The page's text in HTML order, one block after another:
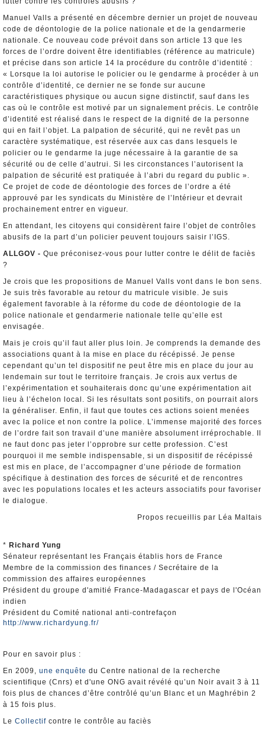
Manuel Valls a présenté en décembre dernier un projet de nouveau
code de déontologie de la police nationale et de la gendarmerie
nationale. Ce nouveau code prévoit dans son article 13 que les
forces de l’ordre doivent être identifiables (référence au matricule)
et précise dans son article 14 la procédure du contrôle d’identité :
« Lorsque la loi autorise le policier ou le gendarme à procéder à un
contrôle d’identité, ce dernier ne se fonde sur aucune
caractéristiques physique ou aucun signe distinctif, sauf dans les
cas où le contrôle est motivé par un signalement précis. Le contrôle
d’identité est réalisé dans le respect de la dignité de la personne
qui en fait l’objet. La palpation de sécurité, qui ne revêt pas un
caractère systématique, est réservée aux cas dans lesquels le
policier ou le gendarme la juge nécessaire à la garantie de sa
sécurité ou de celle d’autrui. Si les circonstances l’autorisent la
palpation de sécurité est pratiquée à l’abri du regard du public ».
Ce projet de code de déontologie des forces de l’ordre a été
approuvé par les syndicats du Ministère de l’Intérieur et devrait
prochainement entrer en vigueur.
En attendant, les citoyens qui considèrent faire l’objet de contrôles
abusifs de la part d’un policier peuvent toujours saisir l’IGS.
ALLGOV - Que préconisez-vous pour lutter contre le délit de faciès
?
Je crois que les propositions de Manuel Valls vont dans le bon sens.
Je suis très favorable au retour du matricule visible. Je suis
également favorable à la réforme du code de déontologie de la
police nationale et gendarmerie nationale telle qu’elle est
envisagée.
Mais je crois qu’il faut aller plus loin. Je comprends la demande des
associations quant à la mise en place du récépissé. Je pense
cependant qu’un tel dispositif ne peut être mis en place du jour au
lendemain sur tout le territoire français. Je crois aux vertus de
l’expérimentation et souhaiterais donc qu’une expérimentation ait
lieu à l’échelon local. Si les résultats sont positifs, on pourrait alors
la généraliser. Enfin, il faut que toutes ces actions soient menées
avec la police et non contre la police. L’immense majorité des forces
de l’ordre fait son travail d’une manière absolument irréprochable. Il
ne faut donc pas jeter l’opprobre sur cette profession. C’est
pourquoi il me semble indispensable, si un dispositif de récépissé
est mis en place, de l’accompagner d’une période de formation
spécifique à destination des forces de sécurité et de rencontres
avec les populations locales et les acteurs associatifs pour favoriser
le dialogue.
Propos recueillis par Léa Maltais
* Richard Yung
Sénateur représentant les Français établis hors de France
Membre de la commission des finances / Secrétaire de la
commission des affaires européennes
Président du groupe d'amitié France-Madagascar et pays de l'Océan
indien
Président du Comité national anti-contrefaçon
http://www.richardyung.fr/
Pour en savoir plus :
En 2009, une enquête du Centre national de la recherche
scientifique (Cnrs) et d'une ONG avait révélé qu’un Noir avait 3 à 11
fois plus de chances d’être contrôlé qu’un Blanc et un Maghrébin 2
à 15 fois plus.
Le Collectif contre le contrôle au faciès